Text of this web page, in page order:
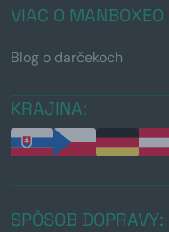
VIAC O MANBOXEO
Blog o darčekoch
KRAJINA:
SPÔSOB DOPRAVY: